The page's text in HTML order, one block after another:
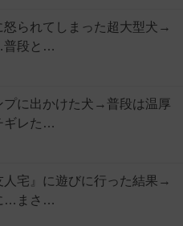
怒られてしまった超大型犬→
普段と…
プに出かけた犬→普段は温厚
ギレた…
人宅』に遊びに行った結果→
…まさ…